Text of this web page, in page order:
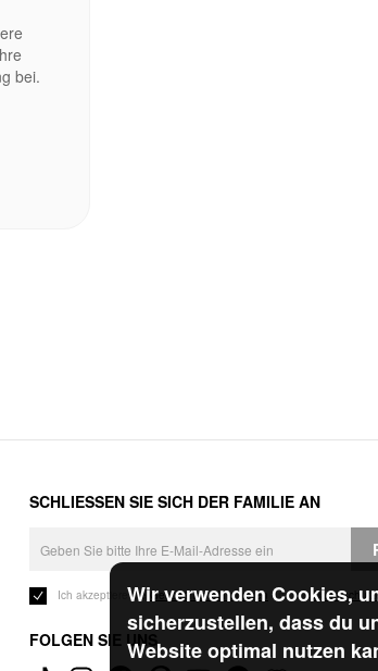
Wir verwenden Cookies,
sicherzustellen, dass du
Website optimal nutzen
bei.
SCHLIESSEN SIE SICH DER FAMILIE AN
Ich akzeptiere dieGeschäftsbedingungen und die
FOLGEN SIE UNS